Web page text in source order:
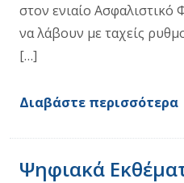
στον ενιαίο
να λάβουν με ταχείς
[…]
Διαβάστε περισσότερα
Ψηφιακά